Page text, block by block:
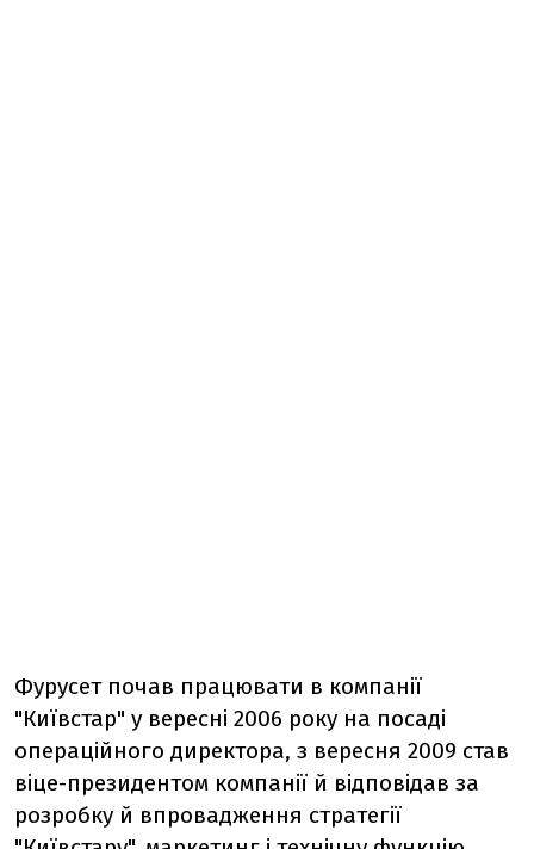
Фурусет почав працювати в компанії
"Київстар" у вересні 2006 року на посаді
операційного директора, з вересня 2009 став
віце-президентом компанії й відповідав за
розробку й впровадження стратегії